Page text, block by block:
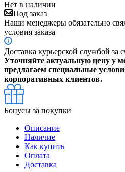
Нет в наличии
Под заказ
Наши менеджеры обязательно
условия заказа
Доставка курьерской службой за
Уточняйте актуальную цену у
предлагаем специальные
корпоративных клиентов.
Бонусы за покупки
Описание
Наличие
Как купить
Оплата
Доставка